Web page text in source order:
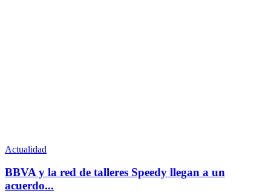
Actualidad
BBVA y la red de talleres Speedy llegan a un
acuerdo...